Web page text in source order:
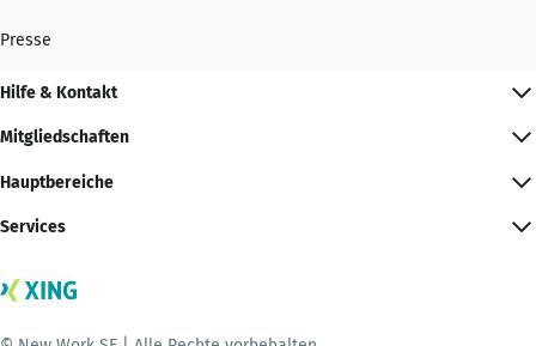
Presse
Hilfe & Kontakt
Mitgliedschaften
Hauptbereiche
Services